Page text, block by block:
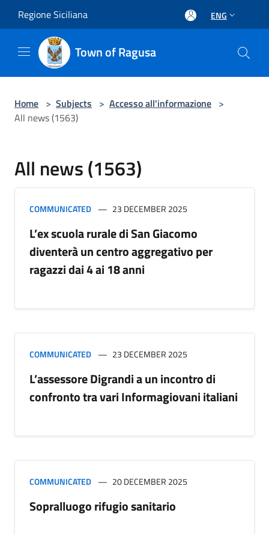
Regione Siciliana ENG
Town of Ragusa
Home > Subjects > Accesso all'informazione >
All news (1563)
All news (1563)
COMMUNICATED 23 DECEMBER 2025
L’ex scuola rurale di San Giacomo
diventerà un centro aggregativo per
ragazzi dai 4 ai 18 anni
COMMUNICATED 23 DECEMBER 2025
L’assessore Digrandi a un incontro di
confronto tra vari Informagiovani italiani
COMMUNICATED 20 DECEMBER 2025
Sopralluogo rifugio sanitario